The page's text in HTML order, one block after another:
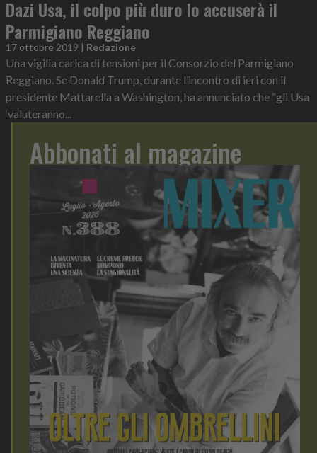
Dazi Usa, il colpo più duro lo accuserà il
Parmigiano Reggiano
17 ottobre 2019 | Redazione
Una vigilia carica di tensioni per il Consorzio del Parmigiano
Reggiano. Se Donald Trump, durante l’incontro di ieri con il
presidente Mattarella a Washington, ha annunciato che “gli Usa
‘valuteranno...
Abbonati al magazine